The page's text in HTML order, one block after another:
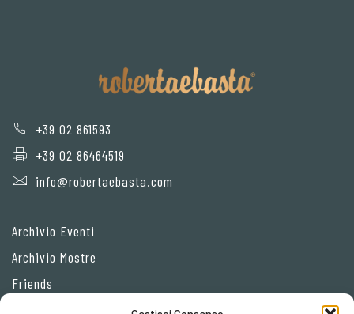
+39 02 861593
+39 02 86464519
info@robertaebasta.com
Archivio Eventi
Archivio Mostre
Friends